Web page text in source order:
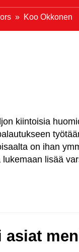
Koo Okkonen
kiintoisia
on ihan
lisää